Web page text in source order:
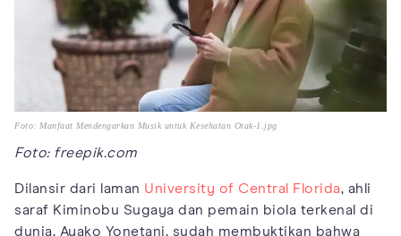
Foto: Manfaat Mendengarkan Musik untuk Kesehatan Otak-1.jpg
Foto: freepik.com
Dilansir dari laman University of Central Florida, ahli
saraf Kiminobu Sugaya dan pemain biola terkenal di
dunia, Ayako Yonetani, sudah membuktikan bahwa